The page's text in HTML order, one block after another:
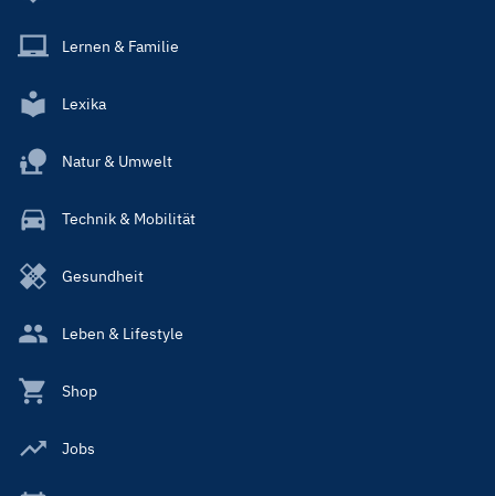
Lernen & Familie
Lexika
Natur & Umwelt
Technik & Mobilität
Gesundheit
Leben & Lifestyle
Shop
Jobs